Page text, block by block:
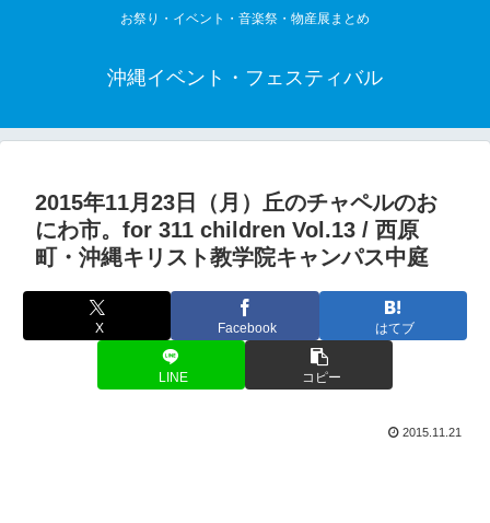
お祭り・イベント・音楽祭・物産展まとめ
沖縄イベント・フェスティバル
2015年11月23日（月）丘のチャペルのお
にわ市。for 311 children Vol.13 / 西原
町・沖縄キリスト教学院キャンパス中庭
X Facebook はてブ
LINE コピー
2015.11.21